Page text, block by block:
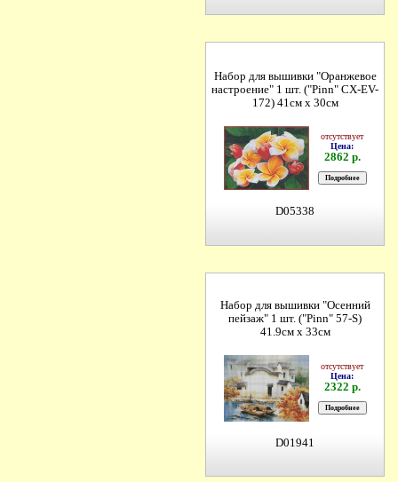
Набор для вышивки "Оранжевое
настроение" 1 шт. ("Pinn" СХ-EV-
172) 41см х 30см
отсутствует
Цена:
2862 р.
D05338
Набор для вышивки "Осенний
пейзаж" 1 шт. ("Pinn" 57-S)
41.9см х 33см
отсутствует
Цена:
2322 р.
D01941